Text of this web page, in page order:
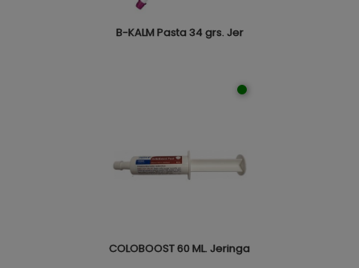
B-KALM Pasta 34 grs. Jer
COLOBOOST 60 ML. Jeringa